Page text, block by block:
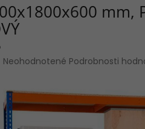
mm,
Priemerné
je
0,0
z
Neohodnotené Podrobnosti